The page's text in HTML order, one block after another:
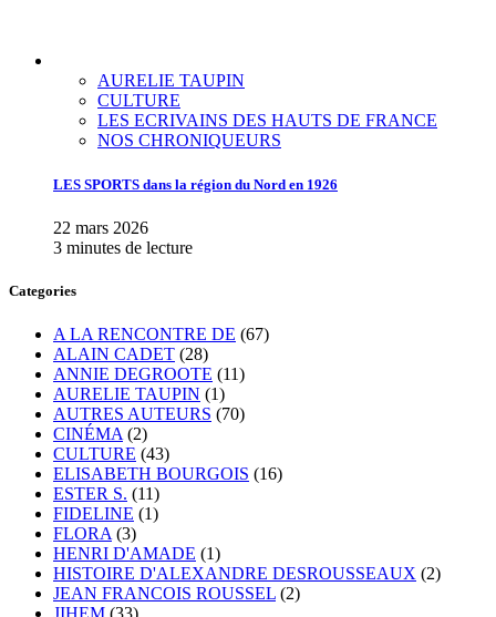
AURELIE TAUPIN
CULTURE
LES ECRIVAINS DES HAUTS DE FRANCE
NOS CHRONIQUEURS
LES SPORTS dans la région du Nord en 1926
22 mars 2026
3 minutes de lecture
Categories
A LA RENCONTRE DE (67)
ALAIN CADET (28)
ANNIE DEGROOTE (11)
AURELIE TAUPIN (1)
AUTRES AUTEURS (70)
CINÉMA (2)
CULTURE (43)
ELISABETH BOURGOIS (16)
ESTER S. (11)
FIDELINE (1)
FLORA (3)
HENRI D'AMADE (1)
HISTOIRE D'ALEXANDRE DESROUSSEAUX (2)
JEAN FRANCOIS ROUSSEL (2)